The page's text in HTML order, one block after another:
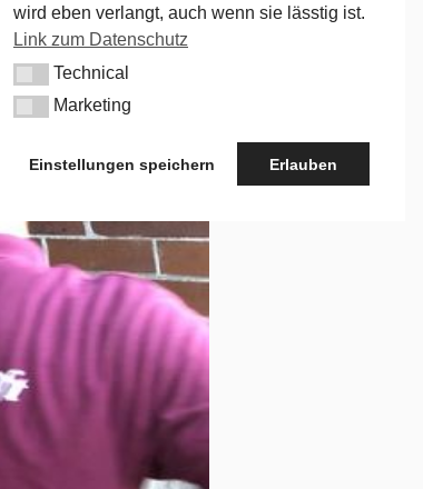
wird eben verlangt, auch wenn sie lässtig ist.
Link zum Datenschutz
TechnicalTechnical
MarketingMarketing
Einstellungen speichern Erlauben